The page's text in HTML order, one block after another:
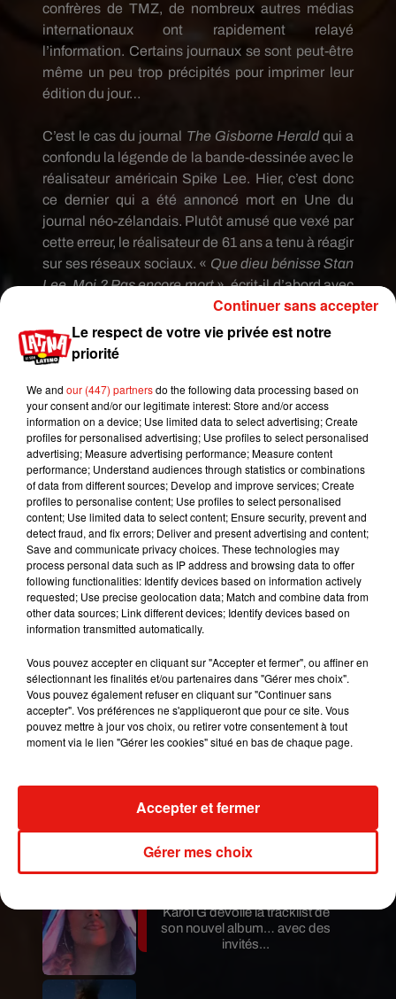
Publié : 14 novembre 2018 à 16h40 par Aurélie
Amcn
confrères de TMZ, de nombreux autres médias
internationaux ont rapidement relayé
l’information. Certains journaux se sont peut-être
même un peu trop précipités pour imprimer leur
édition du jour…
C’est le cas du journal The GisborneHeraldqui a
confondu la légende de la bande-dessinée avec le
réalisateur américain Spike Lee. Hier, c’est donc
ce dernier qui a été annoncé mort en Une du
journal néo-zélandais. Plutôt amusé que vexé par
cette erreur, le réalisateur de 61 ans a tenu à réagir
sur ses réseaux sociaux. « Que dieu bénisse Stan
Lee.Moi ?Pas encore mort», écrit-il d’abord avec
humour avant de faire une référence au filmDo
The
RightThing
Voir cette publication sur Instagram
God Bless Stan Lee. Me? Not Yet. And Dat's Da
"I'm Still A Live, And Strivin'" Truth,Ruth. YA-DIG?
Une publication partagée parSpike Lee(@officialspikelee) le
Karol G dévoile la tracklist de
son nouvel album… avec des
invités...
Le respect de votre vie privée est notre
priorité
We and our (447) partnersdo the following data processing based on
your consent and/or our legitimate interest: Store and/or access
information on a device; Use limited data to select advertising; Create
profiles for personalised advertising; Use profiles to select personalised
advertising; Measure advertising performance; Measure content
performance; Understand audiences through statistics or combinations
of data from different sources; Develop and improve services; Create
profiles to personalise content; Use profiles to select personalised
content; Use limited data to select content; Ensure security, prevent and
detect fraud, and fix errors; Deliver and present advertising and content;
Save and communicate privacy choices. These technologies may
process personal data such as IP address and browsing data to offer
following functionalities: Identify devices based on information actively
requested; Use precise geolocation data; Match and combine data from
other data sources; Link different devices; Identify devices based on
information transmitted automatically.
Vous pouvez accepter en cliquant sur "Accepter et fermer", ou affiner en
sélectionnant les finalités et/ou partenaires dans "Gérer mes choix".
Vous pouvez également refuser en cliquant sur "Continuer sans
accepter". Vos préférences ne s'appliqueront que pour ce site. Vous
pouvez mettre à jour vos choix, ou retirer votre consentement à tout
moment via le lien "Gérer les cookies" situé en bas de chaque page.
Gérer mes choix
Accepter et fermer
Continuer sans accepter